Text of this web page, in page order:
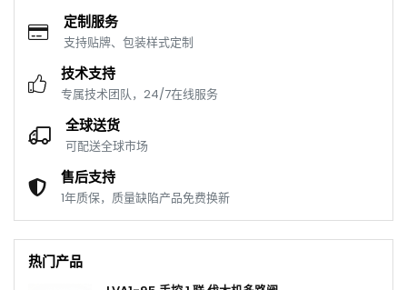
定制服务
支持贴牌、包装样式定制
技术支持
专属技术团队，24/7在线服务
全球送货
可配送全球市场
售后支持
1年质保，质量缺陷产品免费换新
热门产品